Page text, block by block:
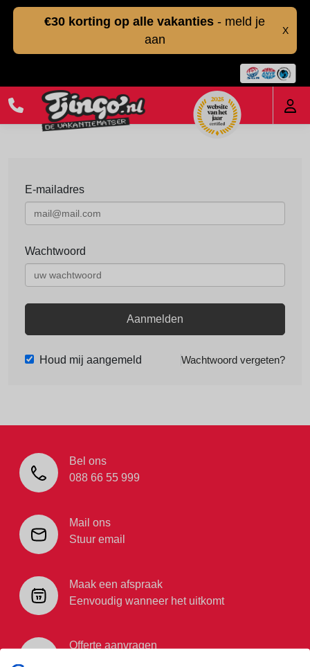
€30 korting op alle vakanties - meld je
aan
X
E-mailadres
Wachtwoord
Aanmelden
Houd mij aangemeld Wachtwoord vergeten?
Bel ons
088 66 55 999
Mail ons
Stuur email
Maak een afspraak
Eenvoudig wanneer het uitkomt
Offerte aanvragen